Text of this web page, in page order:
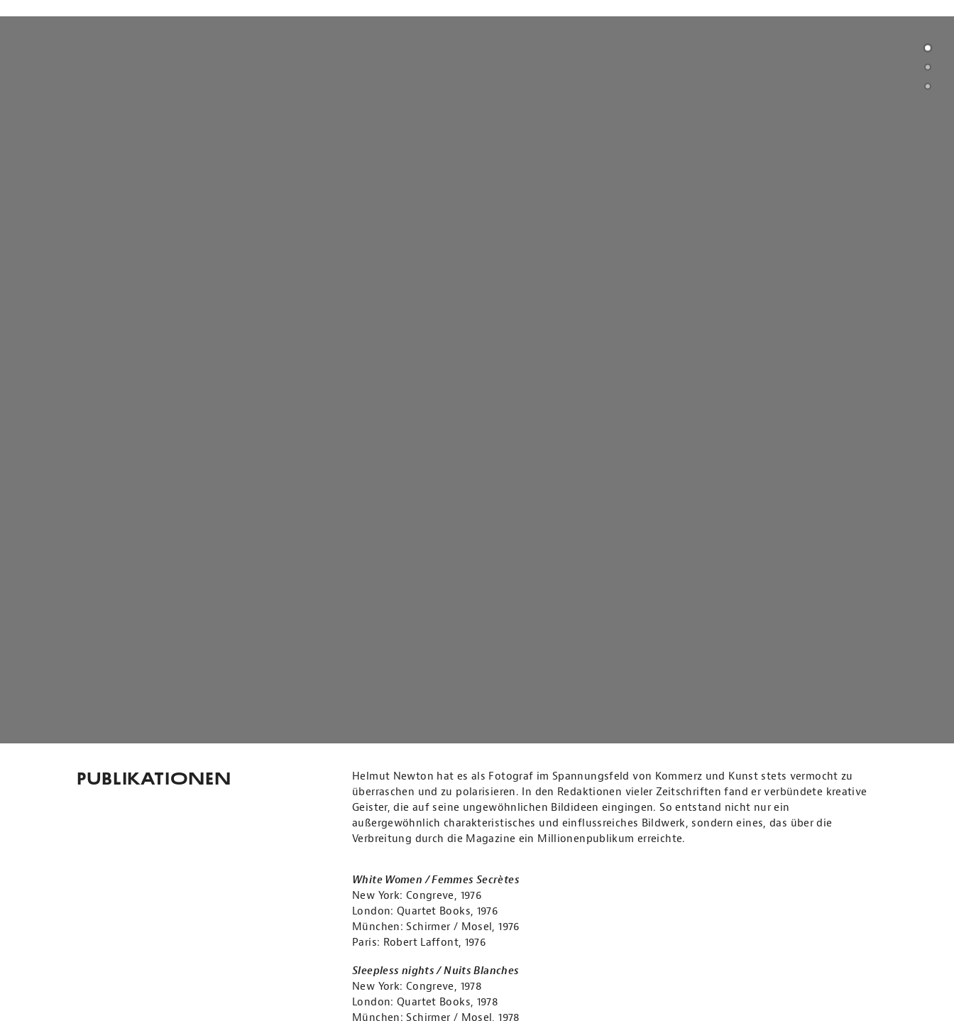
Publikationen
Helmut Newton hat es als Fotograf im Spannungsfeld von Kommerz und Kunst stets vermocht zu
überraschen und zu polarisieren. In den Redaktionen vieler Zeitschriften fand er verbündete kreative
Geister, die auf seine ungewöhnlichen Bildideen eingingen. So entstand nicht nur ein
außergewöhnlich charakteristisches und einflussreiches Bildwerk, sondern eines, das über die
Verbreitung durch die Magazine ein Millionenpublikum erreichte.
White Women / Femmes Secrètes
New York: Congreve, 1976
London: Quartet Books, 1976
München: Schirmer / Mosel, 1976
Paris: Robert Laffont, 1976
Sleepless nights / Nuits Blanches
New York: Congreve, 1978
London: Quartet Books, 1978
München: Schirmer / Mosel, 1978